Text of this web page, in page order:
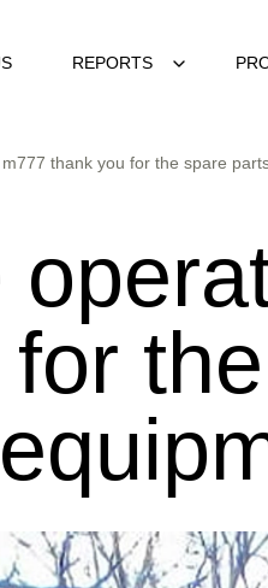
REPORTS
thank you for the spare